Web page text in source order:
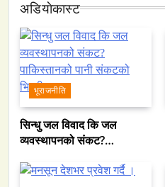
अडियाेकास्ट
भूराजनीति
सिन्धु जल विवाद कि जल
व्यवस्थापनको संकट?
भित्री कथा